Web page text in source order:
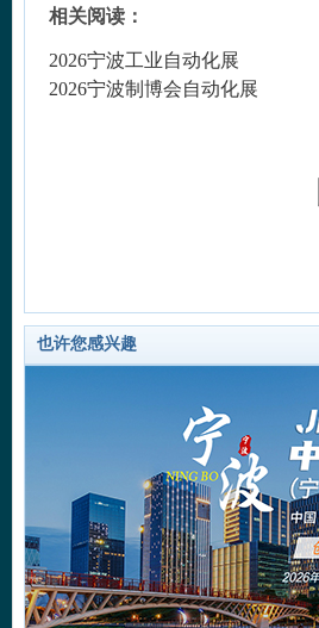
相关阅读：
2026宁波工业自动化展
2026宁波制博会自动化展
也许您感兴趣